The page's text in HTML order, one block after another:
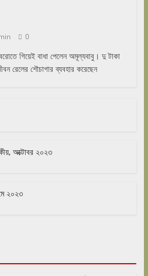
0
গিয়েই বাধা পেলেন অমূল্যবাবু। দু টাকা
রেলের শৌচাগার ব্যবহার করেছেন
অক্টোবর ২০২৩
২০২৩